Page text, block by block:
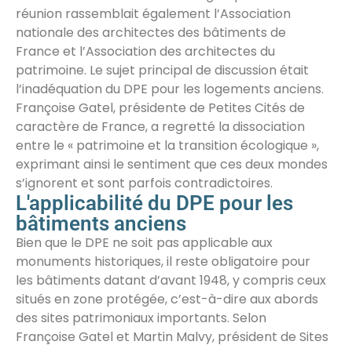
réunion rassemblait également l’Association
nationale des architectes des bâtiments de
France et l’Association des architectes du
patrimoine. Le sujet principal de discussion était
l’inadéquation du DPE pour les logements anciens.
Françoise Gatel, présidente de Petites Cités de
caractère de France, a regretté la dissociation
entre le « patrimoine et la transition écologique »,
exprimant ainsi le sentiment que ces deux mondes
s’ignorent et sont parfois contradictoires.
L'applicabilité du DPE pour les
bâtiments anciens
Bien que le DPE ne soit pas applicable aux
monuments historiques, il reste obligatoire pour
les bâtiments datant d’avant 1948, y compris ceux
situés en zone protégée, c’est-à-dire aux abords
des sites patrimoniaux importants. Selon
Françoise Gatel et Martin Malvy, président de Sites